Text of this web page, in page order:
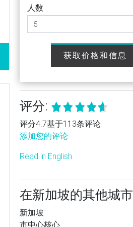
人数
获取价格和信息
评分:
评分4.7基于113条评论
添加您的评论
Read in English
在新加坡的其他城市
新加坡
市中心核心